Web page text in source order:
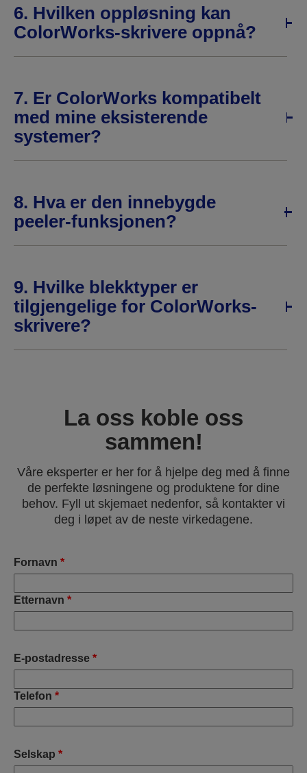
6. Hvilken oppløsning kan
ColorWorks-skrivere oppnå?
7. Er ColorWorks kompatibelt
med mine eksisterende
systemer?
8. Hva er den innebygde
peeler-funksjonen?
9. Hvilke blekktyper er
tilgjengelige for ColorWorks-
skrivere?
La oss koble oss
sammen!
Våre eksperter er her for å hjelpe deg med å finne
de perfekte løsningene og produktene for dine
behov. Fyll ut skjemaet nedenfor, så kontakter vi
deg i løpet av de neste virkedagene.
Fornavn *
Etternavn *
E-postadresse *
Telefon *
Selskap *